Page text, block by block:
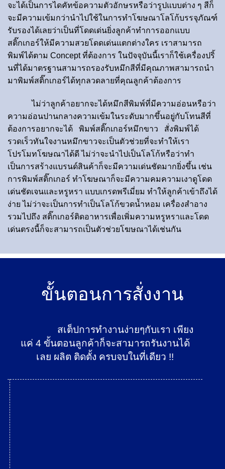
จะได้เป็นการไดคัทข้อความตัวอักษรหรือว่ารูปแบบต่าง ๆ สีก็
จะมีความเข้มกว่านำไปใช้ในการทำโฆษณาโลโก้บรรจุภัณฑ์
รับรองได้เลยว่าเป็นที่โดดเด่นยิ่งลูกค้าทำการออกแบบ
สติ๊กเกอร์ให้มีความสวยโดดเด่นแตกต่างใคร เราสามารถ
พิมพ์ได้ตาม Concept ที่ต้องการ ในปัจจุบันนี้เราก็ใช้เครื่องปริ้
นที่ได้มาตรฐานสามารถรองรับหมึกสีที่มีคุณภาพสามารถนำ
มาพิมพ์สติ๊กเกอร์ได้ทุกลวดลายที่คุณลูกค้าต้องการ
ไม่ว่าลูกค้าอยากจะได้หมึกสีพิมพ์ที่มีความอ่อนหรือว่า
ความอ่อนปานกลางความเข้มในระดับมากขึ้นอยู่กับโทนสีที่
ต้องการอยากจะได้ พิมพ์สติ๊กเกอร์หมึกขาว สั่งพิมพ์ได้
รวดเร็วทันใจงานหมึกขาวจะเป็นตัวช่วยที่จะทำให้เรา
โปรโมทโฆษณาได้ดี ไม่ว่าจะนำไปเป็นโลโก้หรือว่าทำ
เป็นการสร้างแบรนด์สินค้าก็จะมีความเด่นชัดมากยิ่งขึ้น เช่น
การพิมพ์สติ๊กเกอร์ ทำโฆษณาก็จะมีความคมความเงาดูโดด
เด่นชัดเจนและหรูหรา แบบเกรดพรีเมี่ยม ทำให้ลูกค้าเข้าถึงได้
ง่าย ไม่ว่าจะเป็นการทำเป็นโลโก้ขวดน้ำหอม เครื่องสำอาง
รวมไปถึง สติ๊กเกอร์ติดอาหารเพื่อเพิ่มความหรูหราและโดด
เด่นตรงนี้ก็จะสามารถเป็นตัวช่วยโฆษณาได้เช่นกัน
ขั้นตอนการสั่งงาน
สเต็ปการทำงานง่ายๆกับเรา เพียง
แค่ 4 ขั้นตอนลูกค้าก็จะสามารถรันงานได้
เลย ผลิต ติดตั้ง ครบจบในที่เดียว !!